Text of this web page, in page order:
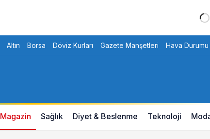
Altın Borsa Döviz Kurları Gazete Manşetleri Hava Durumu
Magazin Sağlık Diyet & Beslenme Teknoloji